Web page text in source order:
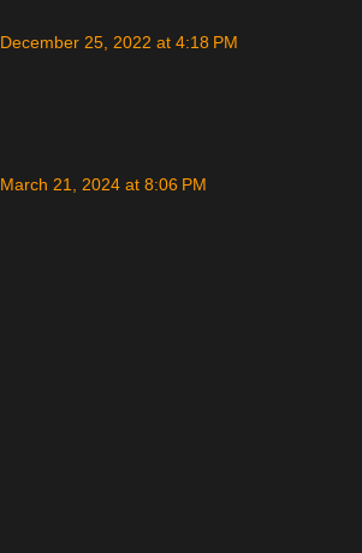
December 25, 2022 at 4:18 PM
March 21, 2024 at 8:06 PM